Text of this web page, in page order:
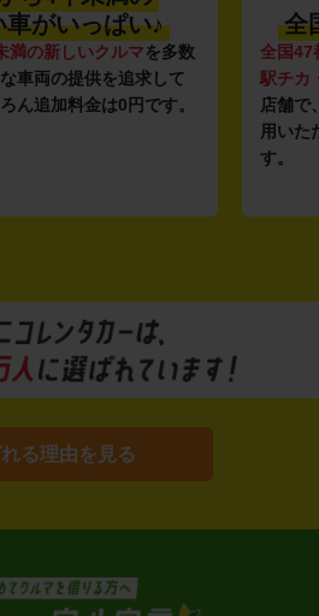
車がいっぱい♪
満の新しいクルマを多数
車両の提供を追求して
ん追加料金は0円です。
全
全国47
駅チカ
店舗で
用いた
す。
る理由を見る